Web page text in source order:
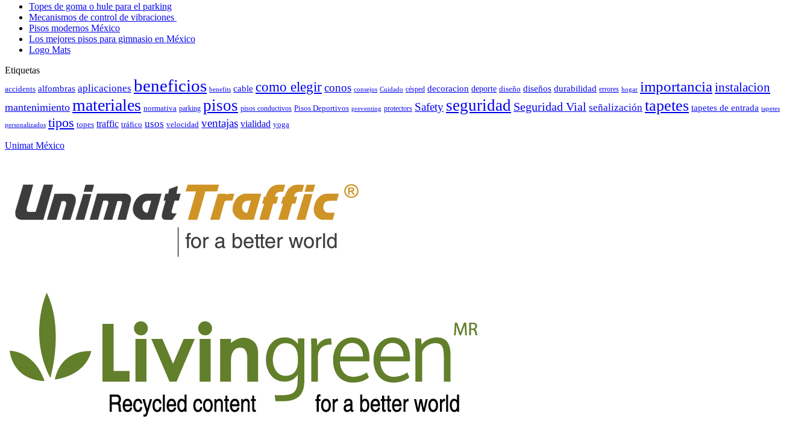
Topes de goma o hule para el parking
Mecanismos de control de vibraciones
Pisos modernos México
Los mejores pisos para gimnasio en México
Logo Mats
Etiquetas
accidents alfombras aplicaciones beneficios benefits cable como elegirconos consejos Cuidado césped decoracion deporte diseño diseños durabilidad errores hogar importanciainstalacion
mantenimiento materiales normativa parking pisos pisos conductivos Pisos Deportivos preventing protectors Safety seguridad Seguridad Vial señalización tapetes tapetes de entrada tapetes
personalizados tipos topes traffic tráfico usos velocidad ventajas vialidad yoga
Unimat México